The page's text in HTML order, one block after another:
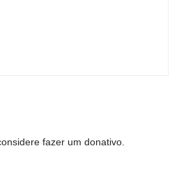
fazer um donativo.